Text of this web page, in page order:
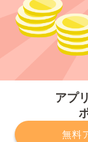
アプ
無料